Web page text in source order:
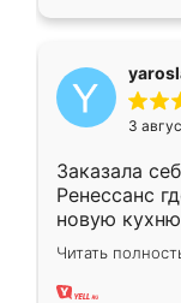
3
Заказала
Ренессанс
новую
вполне
два года,
Читать